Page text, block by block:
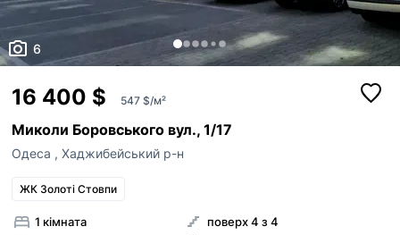
6
16 400 $ 547 $/м²
Миколи Боровського вул., 1/17
Одеса , Хаджибейський р-н
ЖК Золоті Стовпи
1 кімната
поверх 4 з 4